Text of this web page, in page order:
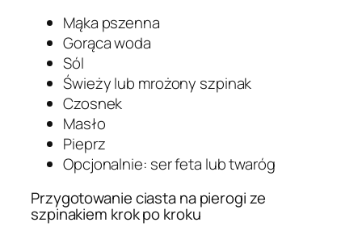
Mąka pszenna
Gorąca woda
Sól
Świeży lub mrożony szpinak
Czosnek
Masło
Pieprz
Opcjonalnie: ser feta lub twaróg
Przygotowanie ciasta na pierogi ze
szpinakiem krok po kroku